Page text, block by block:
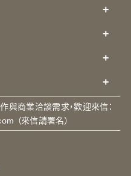
+
+
+
+
與商業洽談需求，歡迎來信：
（來信請署名）